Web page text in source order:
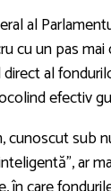
al
cu un pas
al
efectiv
cunoscut sub
ar